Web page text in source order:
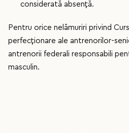
considerată absență.
Pentru orice nelămuriri privind
perfecționare ale antrenorilor-
antrenorii federali responsabili
masculin.